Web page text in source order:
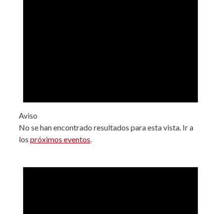
Aviso
No se han encontrado resultados para esta vista. Ir a
los próximos eventos.